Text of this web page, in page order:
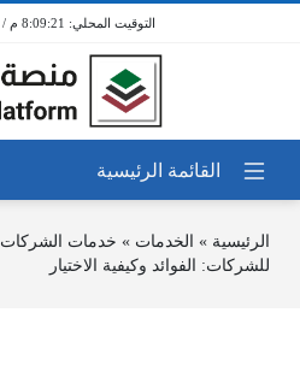
8:09:22 م / 7 أغسطس 2026
الرئيسية » الخدمات » خدمات الشركات
للشركات: الفوائد وكيفية الاختيار